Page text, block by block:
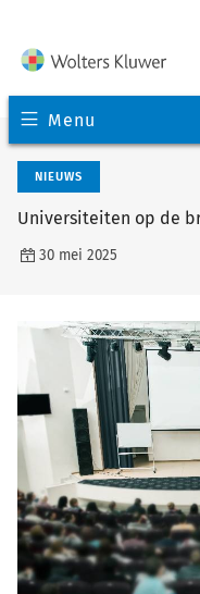
Menu
NIEUWS
Universiteiten op de
30 mei 2025